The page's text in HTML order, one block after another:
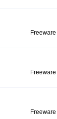
Freeware
Freeware
Freeware